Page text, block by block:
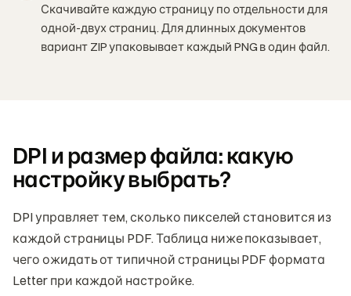
Скачивайте каждую страницу по отдельности для
одной-двух страниц. Для длинных документов
вариант ZIP упаковывает каждый PNG в один файл.
DPI и размер файла: какую
настройку выбрать?
DPI управляет тем, сколько пикселей становится из
каждой страницы PDF. Таблица ниже показывает,
чего ожидать от типичной страницы PDF формата
Letter при каждой настройке.